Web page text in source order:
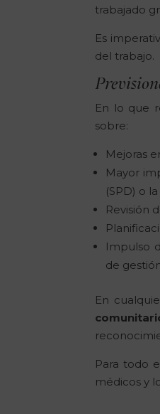
trabajado
Es
del trabajo.
En lo que
sobre:
Mejoras
Mayor
(SPD) o
Revisión
Impulso
de
En
Para todo
médicos y